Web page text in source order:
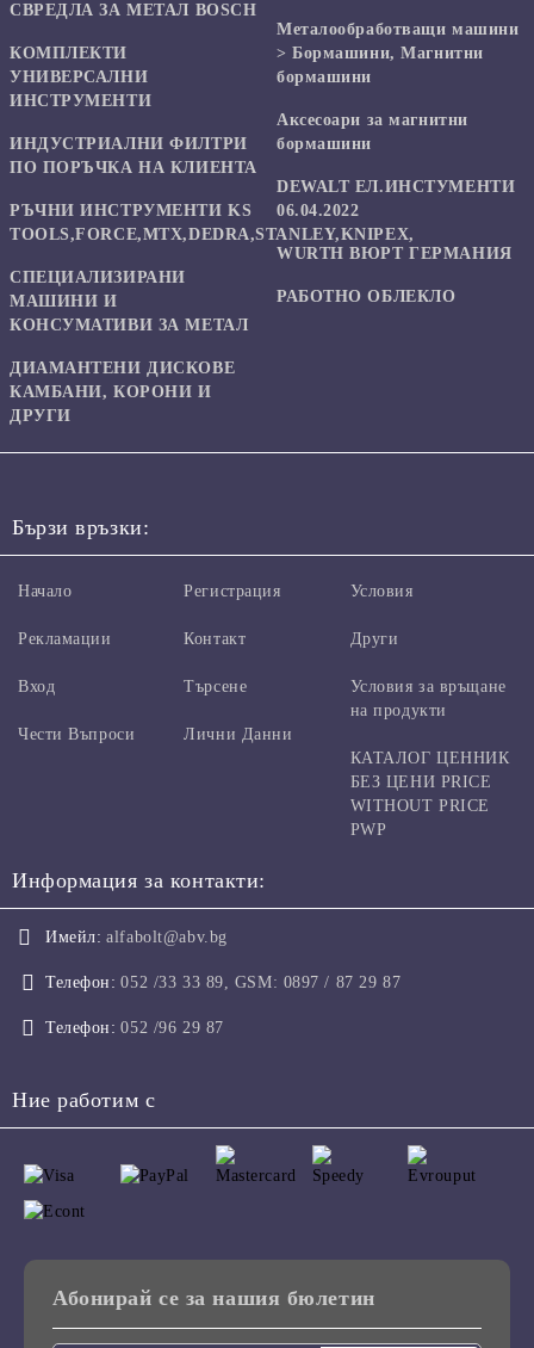
СВРЕДЛА ЗА МЕТАЛ BOSCH
КОМПЛЕКТИ
УНИВЕРСАЛНИ
ИНСТРУМЕНТИ
ИНДУСТРИАЛНИ ФИЛТРИ
ПО ПОРЪЧКА НА КЛИЕНТА
РЪЧНИ ИНСТРУМЕНТИ KS
TOOLS,FORCE,MTX,DEDRA,STANLEY,KNIPEX,
СПЕЦИАЛИЗИРАНИ
МАШИНИ И
КОНСУМАТИВИ ЗА МЕТАЛ
ДИАМАНТЕНИ ДИСКОВЕ
КАМБАНИ, КОРОНИ И
ДРУГИ
Mеталообработващи машини
> Бормашини, Магнитни
бормашини
Аксесоари за магнитни
бормашини
DEWALT ЕЛ.ИНСТУМЕНТИ
06.04.2022
WURTH ВЮРТ ГЕРМАНИЯ
РАБОТНО ОБЛЕКЛО
Бързи връзки:
Начало
Рекламации
Вход
Чести Въпроси
Регистрация
Контакт
Търсене
Лични Данни
Условия
Други
Условия за връщане
на продукти
КАТАЛОГ ЦЕННИК
БЕЗ ЦЕНИ PRICE
WITHOUT PRICE
PWP
Информация за контакти:
Имейл: alfabolt@abv.bg
Телефон: 052 /33 33 89, GSM: 0897 / 87 29 87
Телефон: 052 /96 29 87
Ние работим с
Абонирай се за нашия бюлетин